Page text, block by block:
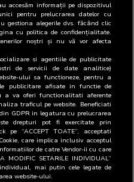
strategie multimedia si
a consumului de
detalii referitoare la SNA
accesăm informații pe dispozitivul
pentru prelucrarea datelor cu
gestiona alegerile dvs. făcând clic
cu politica de confidențialitate.
noștri și nu vă vor afecta
si agentiile de publicitate
de servicii de date analitice)
ului sa functioneze, pentru a
publicitare afisate in functie de
a va oferi functionalitati aferente
traficul pe website. Beneficiati
GDPR in legatura cu prelucrarea
drepturi pot fi exercitate prin
pe “ACCEPT TOATE”, acceptati
care implica inclusiv acceptul
de catre Vendor-ii cu care
SETARILE INDIVIDUAL”
mai putin cele legate de
website-ului.